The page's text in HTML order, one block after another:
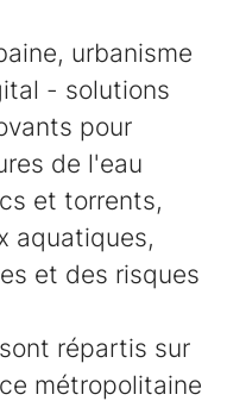
urbanisme
- solutions
pour
de l'eau
et torrents,
aquatiques,
et des risques
répartis sur
métropolitaine